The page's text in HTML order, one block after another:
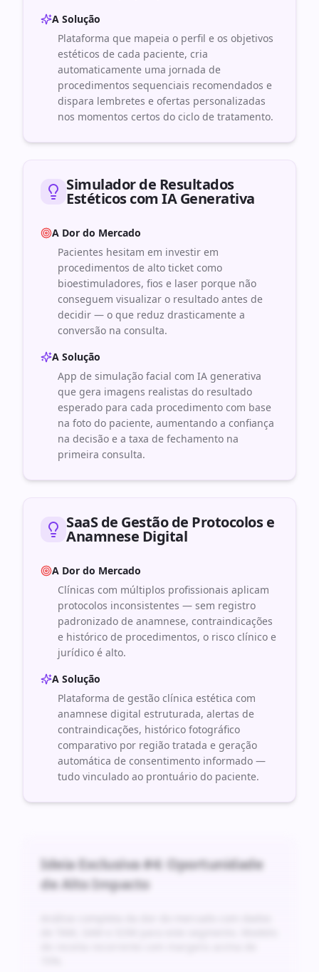
A Solução
Plataforma que mapeia o perfil e os objetivos
estéticos de cada paciente, cria
automaticamente uma jornada de
procedimentos sequenciais recomendados e
dispara lembretes e ofertas personalizadas
nos momentos certos do ciclo de tratamento.
Simulador de Resultados
Estéticos com IA Generativa
A Dor do Mercado
Pacientes hesitam em investir em
procedimentos de alto ticket como
bioestimuladores, fios e laser porque não
conseguem visualizar o resultado antes de
decidir — o que reduz drasticamente a
conversão na consulta.
A Solução
App de simulação facial com IA generativa
que gera imagens realistas do resultado
esperado para cada procedimento com base
na foto do paciente, aumentando a confiança
na decisão e a taxa de fechamento na
primeira consulta.
SaaS de Gestão de Protocolos e
Anamnese Digital
A Dor do Mercado
Clínicas com múltiplos profissionais aplicam
protocolos inconsistentes — sem registro
padronizado de anamnese, contraindicações
e histórico de procedimentos, o risco clínico e
jurídico é alto.
A Solução
Plataforma de gestão clínica estética com
anamnese digital estruturada, alertas de
contraindicações, histórico fotográfico
comparativo por região tratada e geração
automática de consentimento informado —
tudo vinculado ao prontuário do paciente.
Ideia Exclusiva #4: Oportunidade
de Alto Impacto